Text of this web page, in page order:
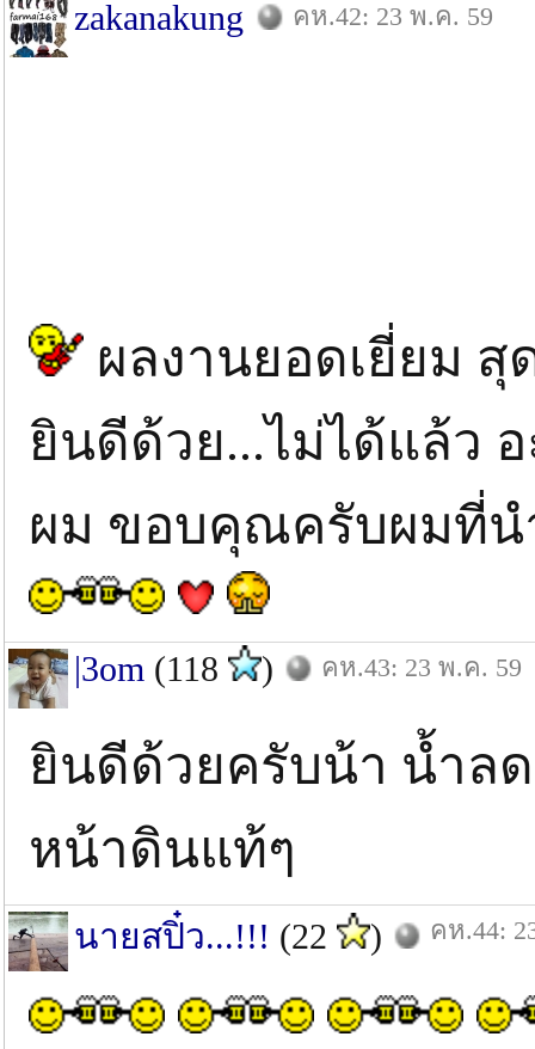
zakanakung คห.42: 23 พ.ค. 59
ผลงานยอดเยี่ยม
ยินดีด้วย...ไม่ได้แล้ว
ผม ขอบคุณครับผมที่
|3om (118 ) คห.43: 23 พ.ค. 59
ยินดีด้วยครับน้า น้ำล
หน้าดินแท้ๆ
นายสปิ๋ว...!!! (22 ) คห.44: